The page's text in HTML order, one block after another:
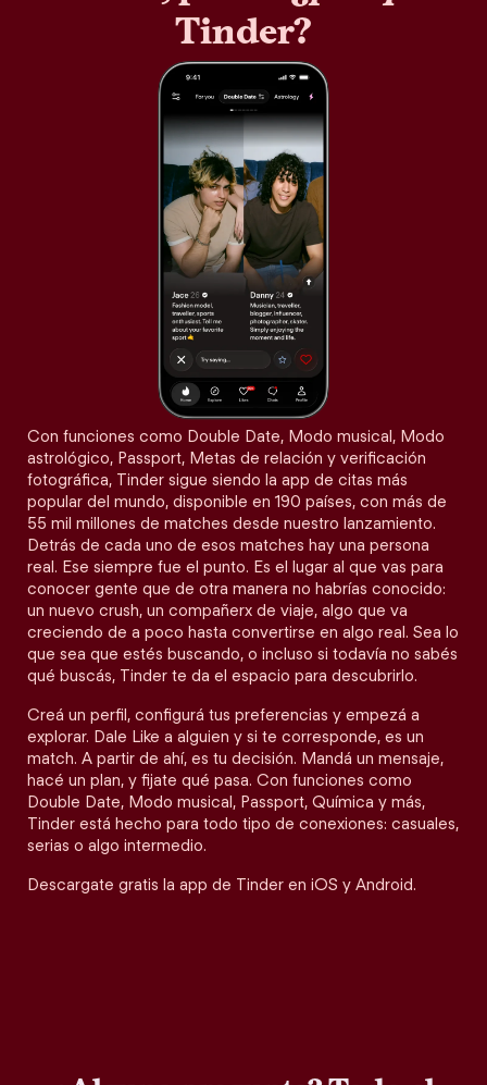
Tinder?
Con funciones como Double Date, Modo musical, Modo
astrológico, Passport, Metas de relación y verificación
fotográfica, Tinder sigue siendo la app de citas más
popular del mundo, disponible en 190 países, con más de
55 mil millones de matches desde nuestro lanzamiento.
Detrás de cada uno de esos matches hay una persona
real. Ese siempre fue el punto. Es el lugar al que vas para
conocer gente que de otra manera no habrías conocido:
un nuevo crush, un compañerx de viaje, algo que va
creciendo de a poco hasta convertirse en algo real. Sea lo
que sea que estés buscando, o incluso si todavía no sabés
qué buscás, Tinder te da el espacio para descubrirlo.
Creá un perfil, configurá tus preferencias y empezá a
explorar. Dale Like a alguien y si te corresponde, es un
match. A partir de ahí, es tu decisión. Mandá un mensaje,
hacé un plan, y fijate qué pasa. Con funciones como
Double Date, Modo musical, Passport, Química y más,
Tinder está hecho para todo tipo de conexiones: casuales,
serias o algo intermedio.
Descargate gratis la app de Tinder en iOS y Android.